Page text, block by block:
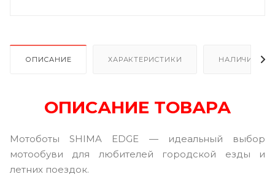
ОПИСАНИЕ ХАРАКТЕРИСТИКИ НАЛИЧИЕ В
ОПИСАНИЕ ТОВАРА
Мотоботы SHIMA EDGE — идеальный выбор
мотообуви для любителей городской езды и
летних поездок.